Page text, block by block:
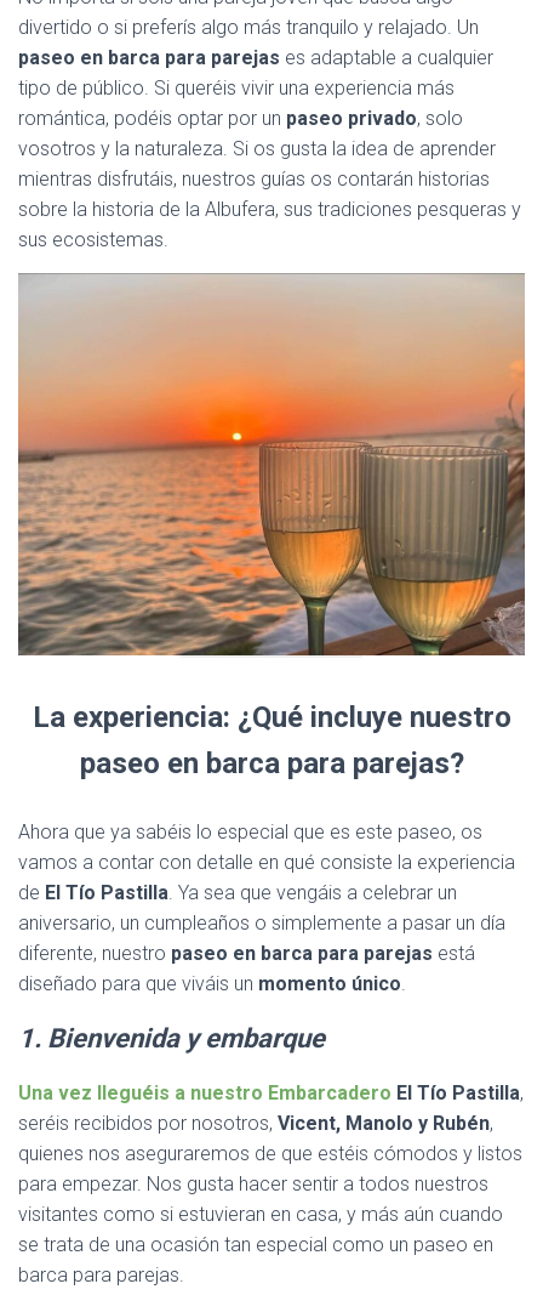
divertido o si preferís algo más tranquilo y relajado. Un
paseo en barca para parejas es adaptable a cualquier
tipo de público. Si queréis vivir una experiencia más
romántica, podéis optar por un paseo privado, solo
vosotros y la naturaleza. Si os gusta la idea de aprender
mientras disfrutáis, nuestros guías os contarán historias
sobre la historia de la Albufera, sus tradiciones pesqueras y
sus ecosistemas.
La experiencia: ¿Qué incluye nuestro
paseo en barca para parejas?
Ahora que ya sabéis lo especial que es este paseo, os
vamos a contar con detalle en qué consiste la experiencia
de El Tío Pastilla. Ya sea que vengáis a celebrar un
aniversario, un cumpleaños o simplemente a pasar un día
diferente, nuestro paseo en barca para parejas está
diseñado para que viváis un momento único.
1. Bienvenida y embarque
Una vez lleguéis a nuestro Embarcadero El Tío Pastilla,
seréis recibidos por nosotros, Vicent, Manolo y Rubén,
quienes nos aseguraremos de que estéis cómodos y listos
para empezar. Nos gusta hacer sentir a todos nuestros
visitantes como si estuvieran en casa, y más aún cuando
se trata de una ocasión tan especial como un paseo en
barca para parejas.